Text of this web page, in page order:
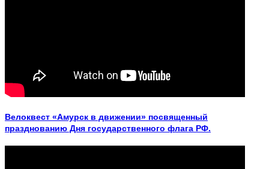
Велоквест «Амурск в движении» посвященный
празднованию Дня государственного флага РФ.